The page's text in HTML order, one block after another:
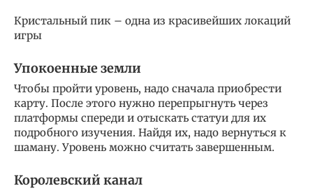
Кристальный пик – одна из красивейших локаций
игры
Упокоенные земли
Чтобы пройти уровень, надо сначала приобрести
карту. После этого нужно перепрыгнуть через
платформы спереди и отыскать статуи для их
подробного изучения. Найдя их, надо вернуться к
шаману. Уровень можно считать завершенным.
Королевский канал